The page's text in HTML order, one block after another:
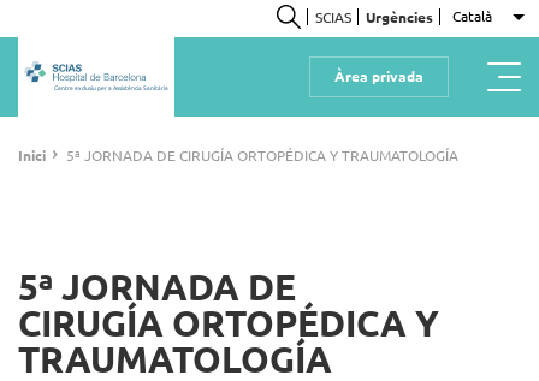
al
contingut
Cerca
SCIAS Urgències Català
Centre exclusiu per a Assistència Sanitària
Àrea privada
Fil
Inici › 5ª JORNADA DE CIRUGÍA ORTOPÉDICA Y TRAUMATOLOGÍA
5ª JORNADA DE
CIRUGÍA ORTOPÉDICA Y
TRAUMATOLOGÍA